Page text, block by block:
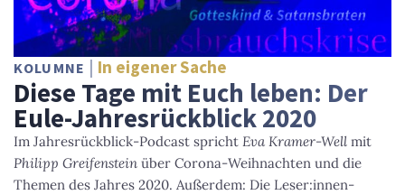
KOLUMNE In eigener Sache
Diese Tage mit Euch leben: Der
Eule-Jahresrückblick 2020
Im Jahresrückblick-Podcast spricht Eva Kramer-Well mit
Philipp Greifenstein über Corona-Weihnachten und die
Themen des Jahres 2020. Außerdem: Die Leser:innen-